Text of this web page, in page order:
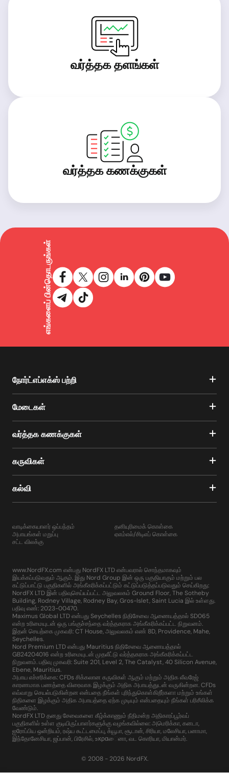
வர்த்தக தளங்கள்
வர்த்தக கணக்குகள்
எங்களைப் பின்தொடருங்கள்
நோர்ட்எப்எக்ஸ் பற்றி
மேடைகள்
வர்த்தக கணக்குகள்
கருவிகள்
கல்வி
வாடிக்கையாளர் ஒப்பந்தம்
அபாயங்கள் மறுப்பு
சட்ட விலக்கு
தனியுரிமைக் கொள்கை
ஏஎம்எல்/சிடிஎப் கொள்கை
www.NordFX.com என்பது NordFX LTD என்பவரால் சொந்தமாகவும்
இயக்கப்படுவதும் ஆகும். இது Nord Group இன் ஒரு பகுதியாகும் மற்றும் பல
கட்டுப்பாட்டு பகுதிகளில் அங்கீகரிக்கப்பட்டும் கட்டுப்படுத்தப்படுவதும் செய்கிறது:
NordFX LTD இன் பதிவுசெய்யப்பட்ட அலுவலகம் Ground Floor, The Sotheby
Building, Rodney Village, Rodney Bay, Gros-Islet, Saint Lucia இல் உள்ளது.
பதிவு எண்: 2023-00470.
Maximus Global LTD என்பது Seychelles நிதிசேவை ஆணையத்தால் SD065
என்ற உரிமையுடன் ஒரு பங்குச்சந்தை வர்த்தகராக அங்கீகரிக்கப்பட்ட நிறுவனம்.
இதன் செயற்கை முகவரி: CT House, அலுவலகம் எண் 8D, Providence, Mahe,
Seychelles.
Nord Premium LTD என்பது Mauritius நிதிசேவை ஆணையத்தால்
GB24204016 என்ற உரிமையுடன் முதலீட்டு வர்த்தகராக அங்கீகரிக்கப்பட்ட
நிறுவனம். பதிவு முகவரி: Suite 201, Level 2, The Catalyst, 40 Silicon Avenue,
Ebene, Mauritius.
அபாய எச்சரிக்கை: CFDs சிக்கலான கருவிகள் ஆகும் மற்றும் அதிக லீவரேஜ்
காரணமாக பணத்தை விரைவாக இழக்கும் அதிக அபாயத்துடன் வருகின்றன. CFDs
எவ்வாறு செயல்படுகின்றன என்பதை நீங்கள் புரிந்துகொள்கிறீர்களா மற்றும் உங்கள்
நிதிகளை இழக்கும் அதிக அபாயத்தை ஏற்க முடியும் என்பதையும் நீங்கள் பரிசீலிக்க
வேண்டும்.
NordFX LTD தனது சேவைகளை கீழ்க்காணும் நீதிமன்ற அதிகாரப்பூர்வப்
பகுதிகளில் உள்ள குடியிருப்பாளர்களுக்கு வழங்கவில்லை: அமெரிக்கா, கனடா,
ஐரோப்பிய ஒன்றியம், ரஷ்ய கூட்டமைப்பு, க்யூபா, சூடான், சிரியா, மலேசியா, பனாமா,
இந்தோனேசியா, ஜப்பான், பிரேசில், உκραைனா, வட கொரியா, மியான்மர்.
© 2008 - 2026 NordFX.